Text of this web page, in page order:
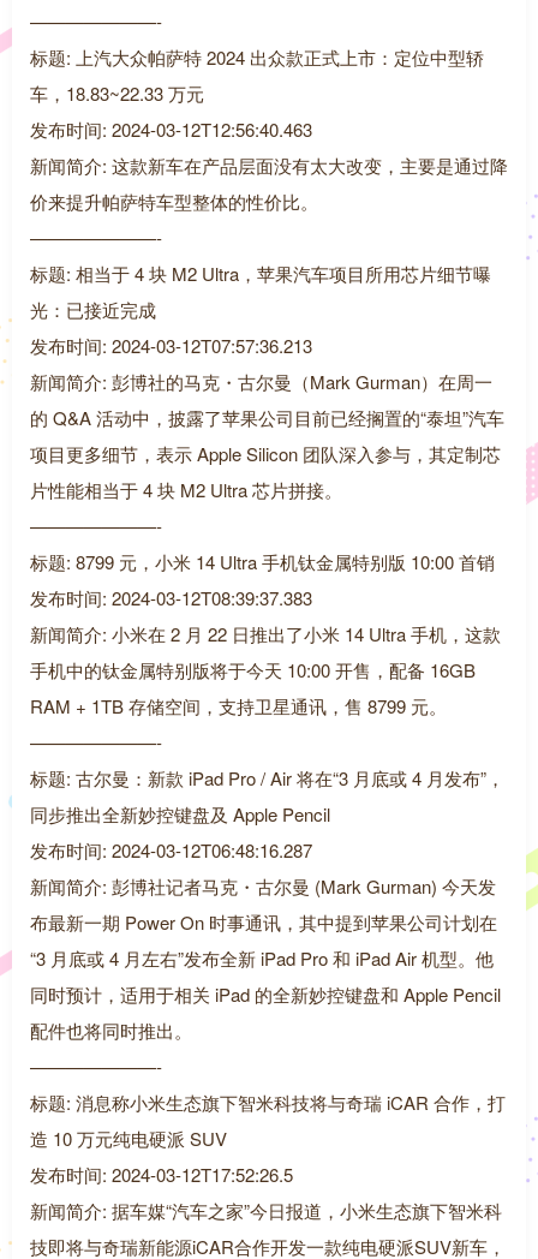
———————-
标题: 上汽大众帕萨特 2024 出众款正式上市：定位中型轿
车，18.83~22.33 万元
发布时间: 2024-03-12T12:56:40.463
新闻简介: 这款新车在产品层面没有太大改变，主要是通过降
价来提升帕萨特车型整体的性价比。
———————-
标题: 相当于 4 块 M2 Ultra，苹果汽车项目所用芯片细节曝
光：已接近完成
发布时间: 2024-03-12T07:57:36.213
新闻简介: 彭博社的马克・古尔曼（Mark Gurman）在周一
的 Q&A 活动中，披露了苹果公司目前已经搁置的“泰坦”汽车
项目更多细节，表示 Apple Silicon 团队深入参与，其定制芯
片性能相当于 4 块 M2 Ultra 芯片拼接。
———————-
标题: 8799 元，小米 14 Ultra 手机钛金属特别版 10:00 首销
发布时间: 2024-03-12T08:39:37.383
新闻简介: 小米在 2 月 22 日推出了小米 14 Ultra 手机，这款
手机中的钛金属特别版将于今天 10:00 开售，配备 16GB
RAM + 1TB 存储空间，支持卫星通讯，售 8799 元。
———————-
标题: 古尔曼：新款 iPad Pro / Air 将在“3 月底或 4 月发布”，
同步推出全新妙控键盘及 Apple Pencil
发布时间: 2024-03-12T06:48:16.287
新闻简介: 彭博社记者马克・古尔曼 (Mark Gurman) 今天发
布最新一期 Power On 时事通讯，其中提到苹果公司计划在
“3 月底或 4 月左右”发布全新 iPad Pro 和 iPad Air 机型。他
同时预计，适用于相关 iPad 的全新妙控键盘和 Apple Pencil
配件也将同时推出。
———————-
标题: 消息称小米生态旗下智米科技将与奇瑞 iCAR 合作，打
造 10 万元纯电硬派 SUV
发布时间: 2024-03-12T17:52:26.5
新闻简介: 据车媒“汽车之家”今日报道，小米生态旗下智米科
技即将与奇瑞新能源iCAR合作开发一款纯电硬派SUV新车，